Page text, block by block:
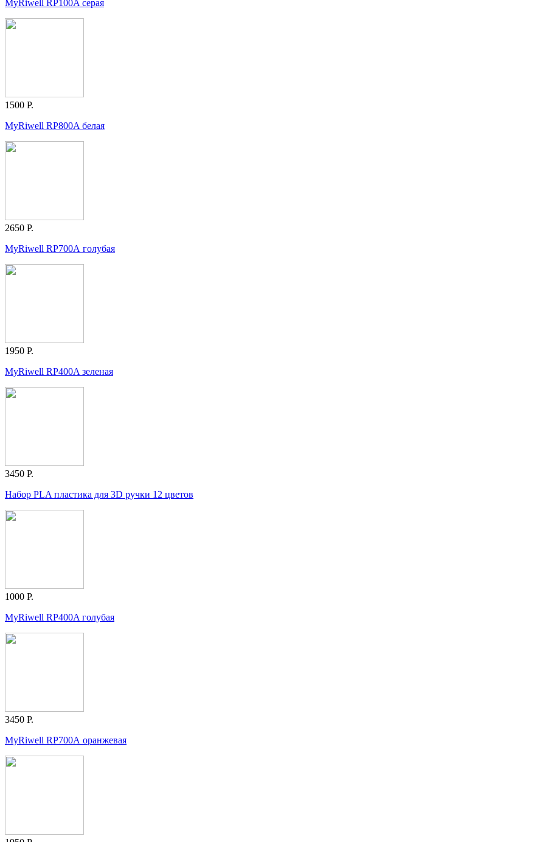
MyRiwell RP100A серая
1500 Р.
MyRiwell RP800A белая
2650 Р.
MyRiwell RP700А голубая
1950 Р.
MyRiwell RP400A зеленая
3450 Р.
Набор PLA пластика для 3D ручки 12 цветов
1000 Р.
MyRiwell RP400A голубая
3450 Р.
MyRiwell RP700А оранжевая